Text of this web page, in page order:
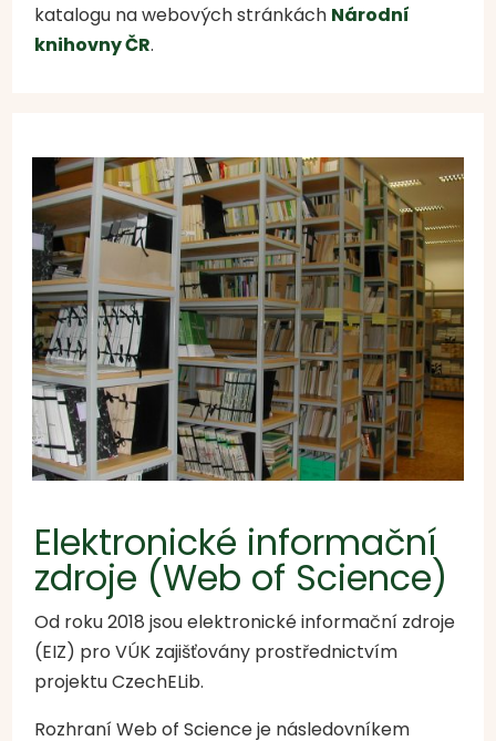
katalogu na webových stránkách Národní
knihovny ČR.
Elektronické informační
zdroje (Web of Science)
Od roku 2018 jsou elektronické informační zdroje
(EIZ) pro VÚK zajišťovány prostřednictvím
projektu CzechELib.
Rozhraní Web of Science je následovníkem